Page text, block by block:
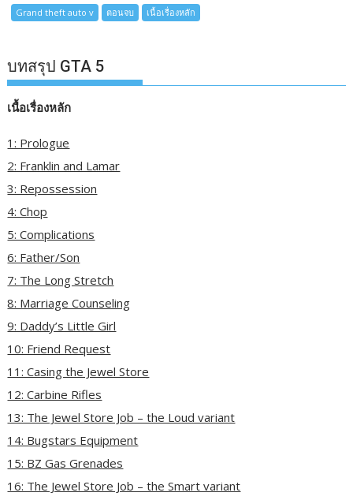
Grand theft auto v ตอนจบ เนื้อเรื่องหลัก
บทสรุป GTA 5
เนื้อเรื่องหลัก
1: Prologue
2: Franklin and Lamar
3: Repossession
4: Chop
5: Complications
6: Father/Son
7: The Long Stretch
8: Marriage Counseling
9: Daddy’s Little Girl
10: Friend Request
11: Casing the Jewel Store
12: Carbine Rifles
13: The Jewel Store Job – the Loud variant
14: Bugstars Equipment
15: BZ Gas Grenades
16: The Jewel Store Job – the Smart variant